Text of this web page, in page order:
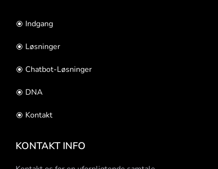
Indgang
Løsninger
Chatbot-Løsninger
DNA
Kontakt
KONTAKT INFO